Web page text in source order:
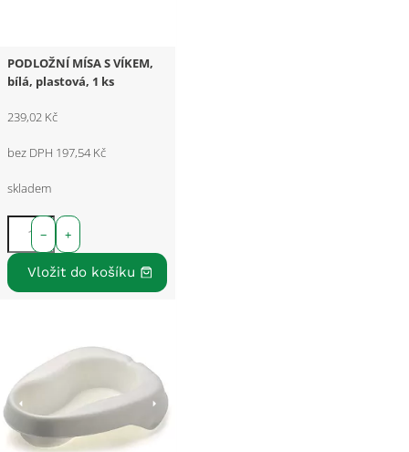
PODLOŽNÍ MÍSA S VÍKEM,
bílá, plastová, 1 ks
239,02 Kč
bez DPH 197,54 Kč
skladem
+
−